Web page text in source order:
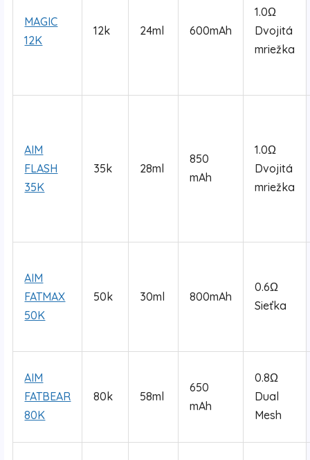
MAGIC
12K
12k 24ml 600mAh
1.0Ω
Dvojitá
mriežka
AIM
FLASH
35K
35k 28ml
850
mAh
1.0Ω
Dvojitá
mriežka
AIM
FATMAX
50K
50k 30ml 800mAh
0.6Ω
Sieťka
AIM
FATBEAR
80K
80k 58ml
650
mAh
0.8Ω
Dual
Mesh